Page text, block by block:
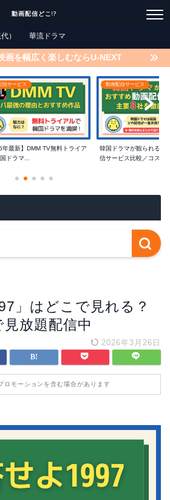
動画配信どこ!?
） 華流ドラマ
画を幅広く楽しむならU-NEXT
信サービス
年最新】DMM TV無料トライア
ドラマ...
動画配信サービス
韓国ドラマが観られるお
信サービス比較／コスパ
」はどこで見れる？
放題配信中
2026年3月26日
ロモーションを含む場合があります